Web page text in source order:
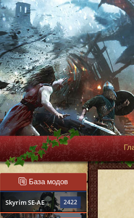
База модов
Skyrim SE-AE 2422